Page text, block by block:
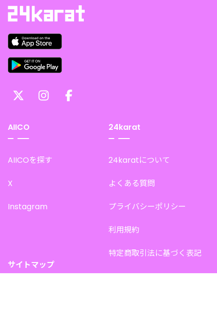
AIICO
AIICOを探す
X
Instagram
24karat
24karatについて
よくある質問
プライバシーポリシー
利用規約
特定商取引法に基づく表記
サイトマップ